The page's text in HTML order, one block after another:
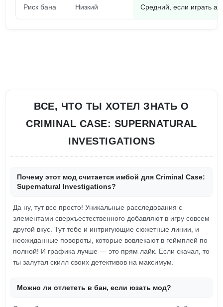
Риск бана Низкий Средний, если играть
ВСЕ, ЧТО ТЫ ХОТЕЛ ЗНАТЬ О
CRIMINAL CASE: SUPERNATURAL
INVESTIGATIONS
Почему этот мод считается имбой для Criminal Case:
Supernatural Investigations?
Да ну, тут все просто! Уникальные расследования с
элементами сверхъестественного добавляют в игру совсем
другой вкус. Тут тебе и интригующие сюжетные линии, и
неожиданные повороты, которые вовлекают в геймплей по
полной! И графика лучше — это прям лайк. Если скачал, то
ты залутал скилл своих детективов на максимум.
Можно ли отлететь в бан, если юзать мод?